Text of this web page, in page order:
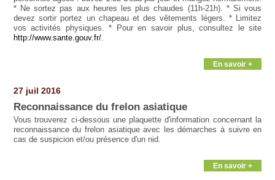
* Ne sortez pas aux heures les plus chaudes (11h-21h). * Si vous
devez sortir portez un chapeau et des vêtements légers. * Limitez
vos activités physiques. * Pour en savoir plus, consultez le site
http://www.sante.gouv.fr/.
En savoir +
27 juil 2016
Reconnaissance du frelon asiatique
Vous trouverez ci-dessous une plaquette d'information concernant la
reconnaissance du frelon asiatique avec les démarches à suivre en
cas de suspicion et/ou présence d'un nid.
En savoir +